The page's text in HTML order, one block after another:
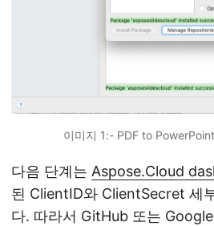
이미지 1:- PDF to
다음 단계는 Aspose.Cloud
된 ClientID와 ClientSecret 세
다. 따라서 GitHub 또는